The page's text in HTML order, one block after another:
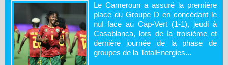
Le Cameroun a assuré la première
place du Groupe D en concédant le
nul face au Cap-Vert (1-1), jeudi à
Casablanca, lors de la troisième et
dernière journée de la phase de
groupes de la TotalEnergies...